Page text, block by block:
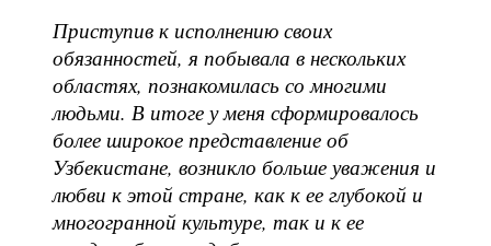
Приступив к исполнению своих
обязанностей, я побывала в нескольких
областях, познакомилась со многими
людьми. В итоге у меня сформировалось
более широкое представление об
Узбекистане, возникло больше уважения и
любви к этой стране, как к ее глубокой и
многогранной культуре, так и к ее